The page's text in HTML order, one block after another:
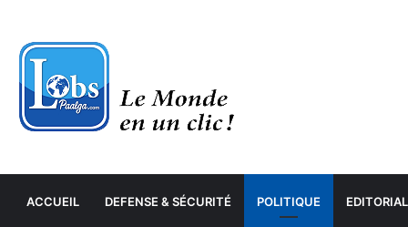
ACCUEIL DEFENSE & SÉCURITÉ POLITIQUE EDITORIAL